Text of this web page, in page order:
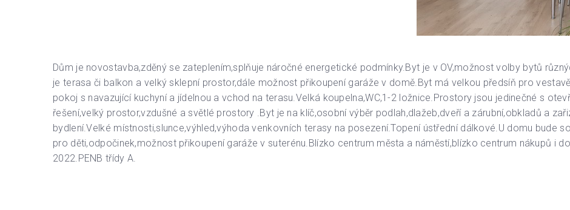
Dům je novostavba,zděný se zateplením,splňuje náročné energetické podmínky.Byt je v OV,možnost volby bytů
je terasa či balkon a velký sklepní prostor,dále možnost přikoupení garáže v domě.Byt má velkou předsíň pro
pokoj s navazující kuchyní a jídelnou a vchod na terasu.Velká koupelna,WC,1-2 ložnice.Prostory jsou jedinečné s
řešení,velký prostor,vzdušné a světlé prostory .Byt je na klíč,osobní výběr podlah,dlažeb,dveří a zárubní,obkladů a
bydlení.Velké místnosti,slunce,výhled,výhoda venkovních terasy na posezení.Topení ústřední dálkové.U domu bude
pro děti,odpočinek,možnost přikoupení garáže v suterénu.Blízko centrum města a náměstí,blízko centrum nákupů i
2022.PENB třídy A.